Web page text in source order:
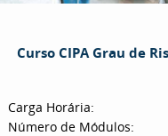
Curso CIPA Grau de
Carga Horária:
Número de Módulos: